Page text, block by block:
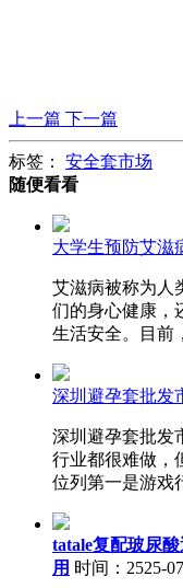
上一篇 下一篇
标签： 安全套市场
随便看看
大学生预防艾滋
艾滋病被称为人
们的身心健康，
生活安全。目前
深圳避孕套批发
深圳避孕套批发
行业都很难做，
位列第一是游戏
tatale复配玻尿
用 时间：2525-